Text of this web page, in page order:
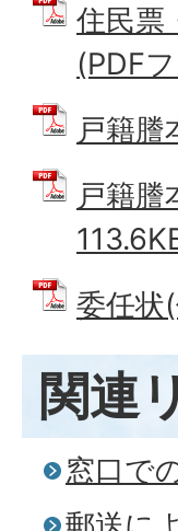
住民票
(PDF
戸籍謄
戸籍謄
委任状
関連
窓口で